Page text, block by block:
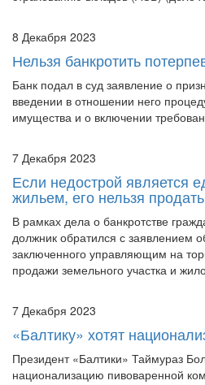
8 Декабря 2023
Нельзя банкротить
Банк подал в суд заявление о
введении в отношении него
имущества и о включении
7 Декабря 2023
Если недострой является
жильем, его нельзя продать
В рамках дела о банкротстве
должник обратился с заявлением
заключенного управляющим на
продажи земельного участка и
7 Декабря 2023
«Балтику» хотят
Президент «Балтики» Таймураз
национализацию пивоваренной